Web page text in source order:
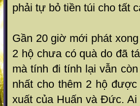
phải tự bỏ tiền túi cho tất
Gần 20 giờ mới phát
2 hộ chưa có quà do đã
mà tính đi tính lại vẫn
nhất cho thêm 2 hộ
xuất của Huấn và Đức.